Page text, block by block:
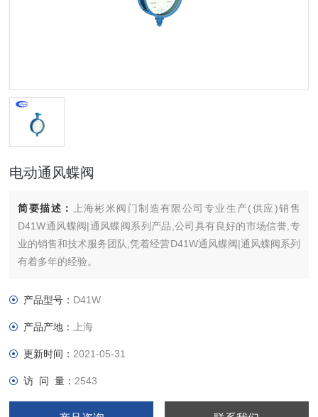
电动通风蝶阀
简要描述：
上海彬米阀门制造有限公司专业生产(供应)销售
D41W通风蝶阀|通风蝶阀系列产品,公司具有良好的市场信誉,专
业的销售和技术服务团队,凭着经营D41W通风蝶阀|通风蝶阀系列
有着多年的经验。
产品型号： D41W
产品产地： 上海
更新时间： 2021-05-31
访 问 量： 2543